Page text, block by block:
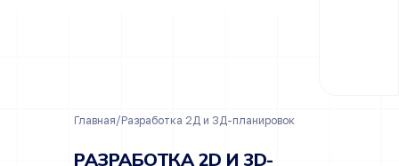
РАЗРАБОТКА 2D И 3D-
Главная/Разработка 2Д и 3Д-планировок